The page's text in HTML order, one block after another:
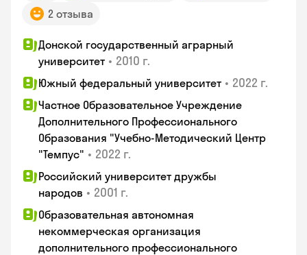
2 отзыва
Донской государственный аграрный
университет • 2010 г.
Южный федеральный университет • 2022 г.
Частное Образовательное Учреждение
Дополнительного Профессионального
Образования "Учебно-Методический Центр
"Темпус" • 2022 г.
Российский университет дружбы
народов • 2001 г.
Образовательная автономная
некоммерческая организация
дополнительного профессионального